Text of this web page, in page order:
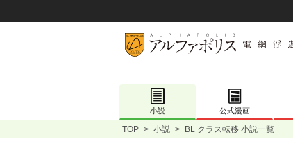
小説 公式漫画
TOP > 小説 > BL クラス転移 小説一覧